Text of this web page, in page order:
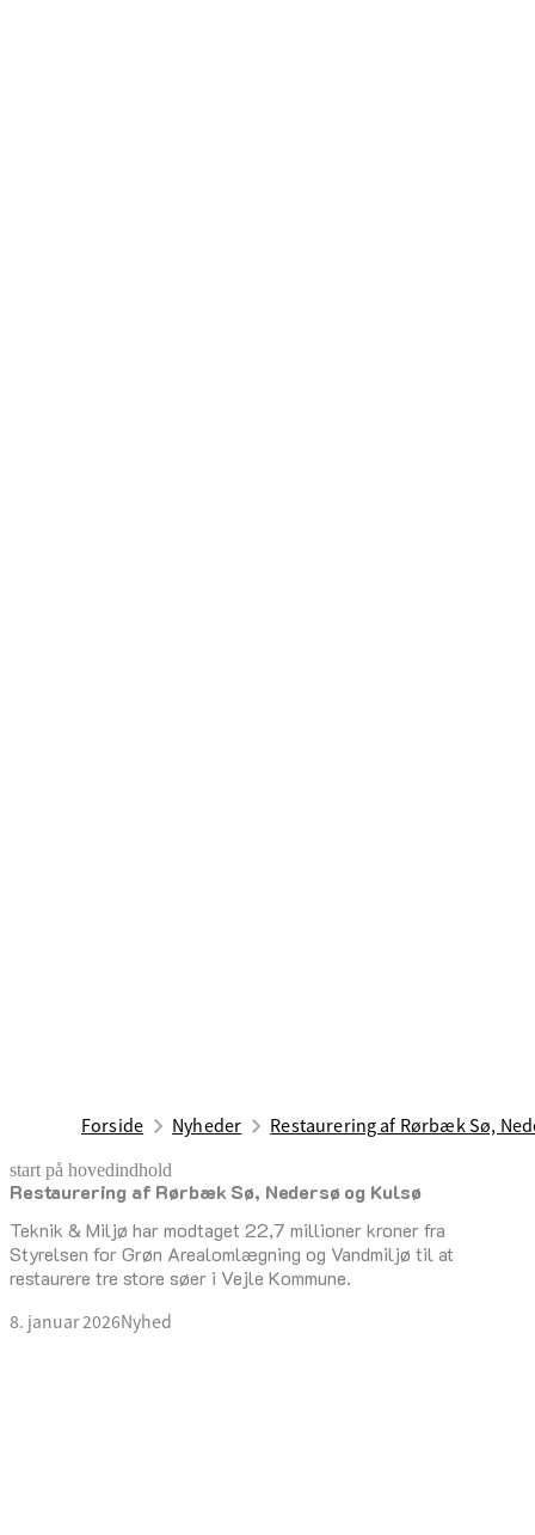
Forside Nyheder Restaurering af Rørbæk Sø,
start på hovedindhold
Restaurering af Rørbæk Sø, Nedersø og Kulsø
Teknik & Miljø har modtaget 22,7 millioner kroner fra
Styrelsen for Grøn Arealomlægning og Vandmiljø til at
restaurere tre store søer i Vejle Kommune.
8. januar 2026Nyhed
senest opdateret 8. januar 2026